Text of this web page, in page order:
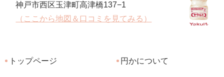
神戸市西区玉津町高津橋137−1
（ここから地図＆口コミを見てみる）
トップページ 円かについて